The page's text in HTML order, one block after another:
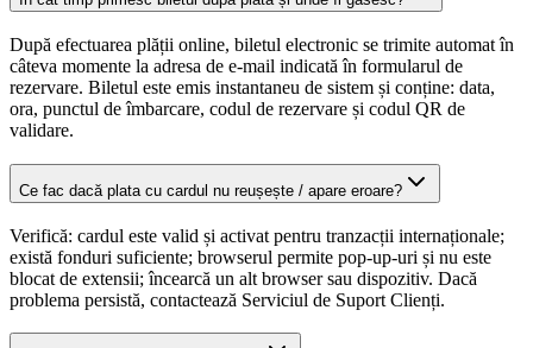
După efectuarea plății online, biletul electronic se trimite automat în
câteva momente la adresa de e-mail indicată în formularul de
rezervare. Biletul este emis instantaneu de sistem și conține: data,
ora, punctul de îmbarcare, codul de rezervare și codul QR de
validare.
Ce fac dacă plata cu cardul nu reușește / apare eroare?
Verifică: cardul este valid și activat pentru tranzacții internaționale;
există fonduri suficiente; browserul permite pop-up-uri și nu este
blocat de extensii; încearcă un alt browser sau dispozitiv. Dacă
problema persistă, contactează Serviciul de Suport Clienți.